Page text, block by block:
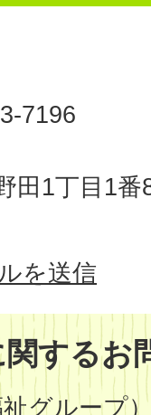
7196
田1丁目1
を送信
するお
グループ